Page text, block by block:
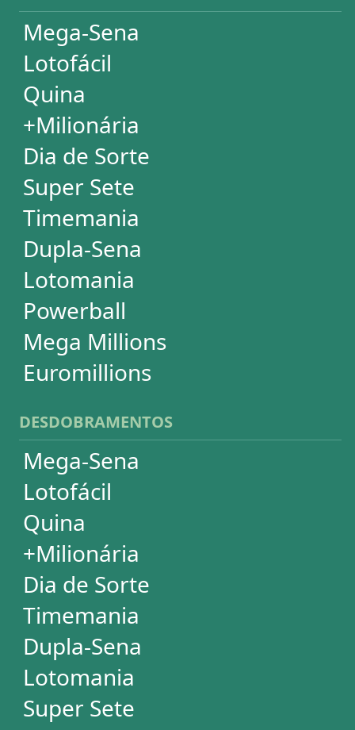
Mega-Sena
Lotofácil
Quina
+Milionária
Dia de Sorte
Timemania
Dupla-Sena
Lotomania
Super Sete
PowerBall
Mega Millions
EuroMillions
ASSINATURA
Palpites Estatísticos
Análises Estatísticas
Simulador de Apostas
Conferidor de Apostas
Desdobramentos Especiais
Impressão de Volantes
SUPORTE
Idioma
Dúvidas
Termos de Uso
Privacidade